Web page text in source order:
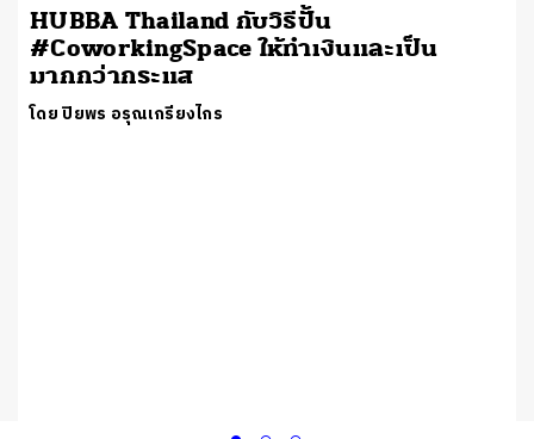
HUBBA Thailand กับวิธีปั้น
#CoworkingSpace ให้ทำเงินและเป็น
มากกว่ากระแส
โดย ปิยพร อรุณเกรียงไกร